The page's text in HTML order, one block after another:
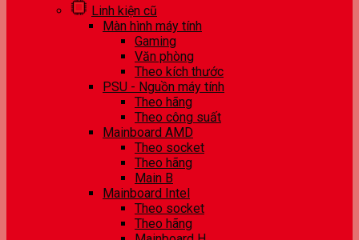
Linh kiện cũ
Màn hình máy tính
Gaming
Văn phòng
Theo kích thước
PSU - Nguồn máy tính
Theo hãng
Theo công suất
Mainboard AMD
Theo socket
Theo hãng
Main B
Mainboard Intel
Theo socket
Theo hãng